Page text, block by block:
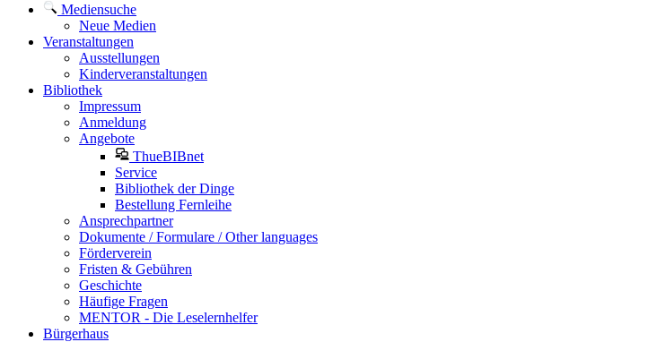
Mediensuche
Neue Medien
Veranstaltungen
Ausstellungen
Kinderveranstaltungen
Bibliothek
Impressum
Anmeldung
Angebote
ThueBIBnet
Service
Bibliothek der Dinge
Bestellung Fernleihe
Ansprechpartner
Dokumente / Formulare / Other languages
Förderverein
Fristen & Gebühren
Geschichte
Häufige Fragen
MENTOR - Die Leselernhelfer
Bürgerhaus